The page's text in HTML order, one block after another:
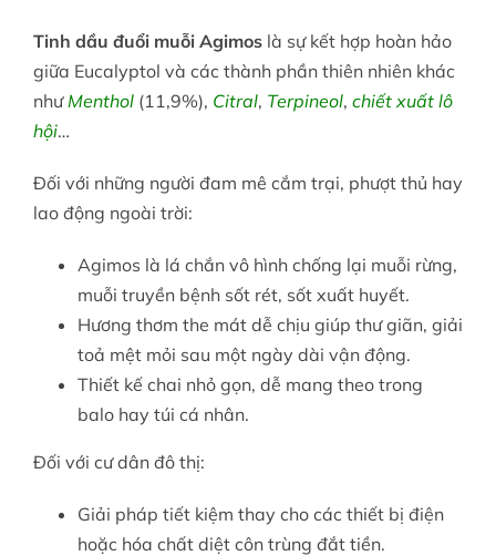
Tinh dầu đuổi muỗi Agimoslà sự kết hợp hoàn hảo
giữa Eucalyptol và các thành phần thiên nhiên khác
như Menthol(11,9%), Citral, Terpineol, chiết xuất lô
hội…
Đối với những người đam mê cắm trại, phượt thủ hay
lao động ngoài trời:
Agimos là lá chắn vô hình chống lại muỗi rừng,
muỗi truyền bệnh sốt rét, sốt xuất huyết.
Hương thơm the mát dễ chịu giúp thư giãn, giải
toả mệt mỏi sau một ngày dài vận động.
Thiết kế chai nhỏ gọn, dễ mang theo trong
balo hay túi cá nhân.
Đối với cư dân đô thị:
Giải pháp tiết kiệm thay cho các thiết bị điện
hoặc hóa chất diệt côn trùng đắt tiền.